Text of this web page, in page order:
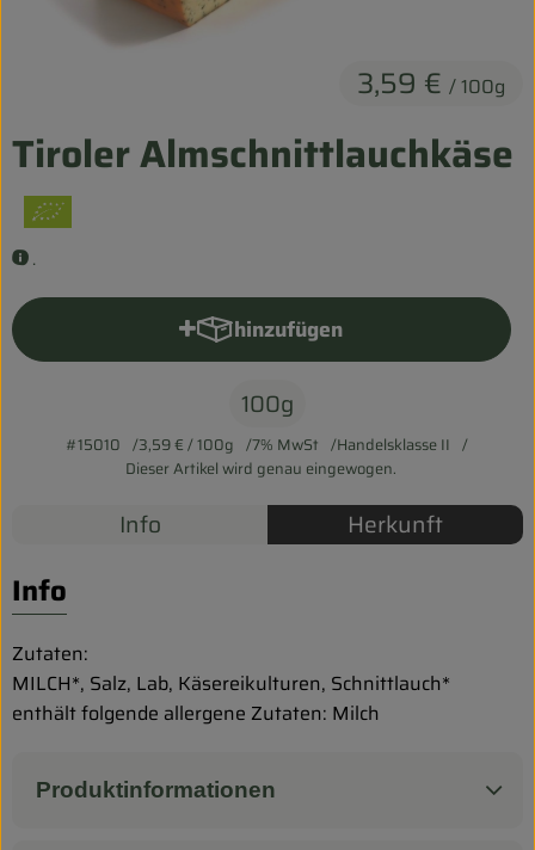
Entspannt durch die FERIEN
Kühltheke
Vorratskammer
Getränke
Biohof erleben
Biokorb so geht`s
Pferdepension & Reitbetrieb
Firmenkunden
Tiroler Almschnittlauchkäse
.
3,59 € / 100g
hinzufügen
Produkt zum Warenkorb
100g
#15010 3,59 €/ 100g 7% MwSt
Handelsklasse II
Dieser Artikel wird genau eingewogen.
Info Herkunft
Info
Zutaten:
MILCH*, Salz, Lab, Käsereikulturen, Schnittlauch*
enthält folgende allergene Zutaten: Milch
Produktinformationen